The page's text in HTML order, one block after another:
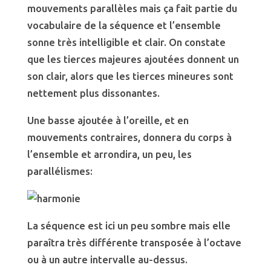
mouvements parallèles mais ça fait partie du
vocabulaire de la séquence et l’ensemble
sonne très intelligible et clair. On constate
que les tierces majeures ajoutées donnent un
son clair, alors que les tierces mineures sont
nettement plus dissonantes.
Une basse ajoutée à l’oreille, et en
mouvements contraires, donnera du corps à
l’ensemble et arrondira, un peu, les
parallélismes:
La séquence est ici un peu sombre mais elle
paraîtra très différente transposée à l’octave
ou à un autre intervalle au-dessus.